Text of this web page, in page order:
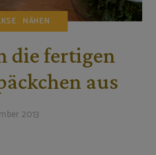
NÄHEN
die fertigen
aus
2013